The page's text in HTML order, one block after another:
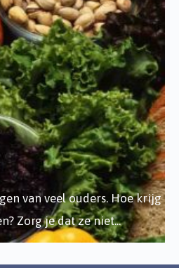
van veel ouders. Hoe krijg
Zorg je dat ze niet...